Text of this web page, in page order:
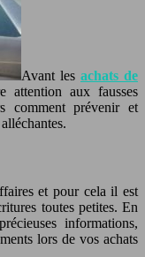
Avant les achats de
aux fausses
comment prévenir et
et pour cela il est
toutes petites. En
informations,
lors de vos achats